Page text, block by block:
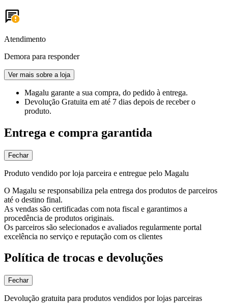
Atendimento
Demora para responder
Ver mais sobre a loja
Magalu garante a sua compra, do pedido à entrega.
Devolução Gratuita em até 7 dias depois de receber o
produto.
Entrega e compra garantida
Fechar
Produto vendido por loja parceira e entregue pelo Magalu
O Magalu se responsabiliza pela entrega dos produtos de parceiros
até o destino final.
As vendas são certificadas com nota fiscal e garantimos a
procedência de produtos originais.
Os parceiros são selecionados e avaliados regularmente portal
excelência no serviço e reputação com os clientes
Política de trocas e devoluções
Fechar
Devolução gratuita para produtos vendidos por lojas parceiras